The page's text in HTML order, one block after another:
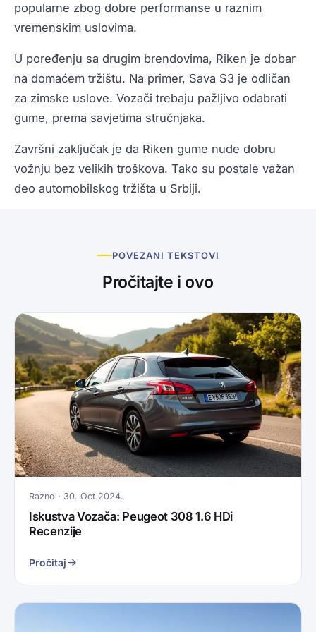
popularne zbog dobre performanse u raznim
vremenskim uslovima.
U poređenju sa drugim brendovima, Riken je dobar
na domaćem tržištu. Na primer, Sava S3 je odličan
za zimske uslove. Vozači trebaju pažljivo odabrati
gume, prema savjetima stručnjaka.
Završni zaključak je da Riken gume nude dobru
vožnju bez velikih troškova. Tako su postale važan
deo automobilskog tržišta u Srbiji.
POVEZANI TEKSTOVI
Pročitajte i ovo
Razno · 30. Oct 2024.
Iskustva Vozača: Peugeot 308 1.6 HDi
Recenzije
Pročitaj